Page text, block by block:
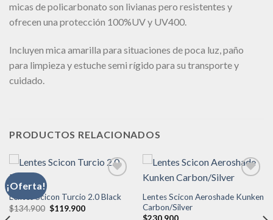
micas de policarbonato son livianas pero resistentes y
ofrecen una protección 100%UV y UV400.
Incluyen mica amarilla para situaciones de poca luz, paño
para limpieza y estuche semi rígido para su transporte y
cuidado.
PRODUCTOS RELACIONADOS
¡Oferta!
Lentes Scicon Turcio 2.0 Black
$134.900 El
$119.900El
Lentes Scicon Aeroshade Kunken
Carbon/Silver